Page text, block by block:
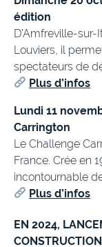
édition
D’Amfreville-
Louviers, il
spectateurs de
Plus d’infos
Lundi 11
Carrington
Le Challenge
France. Crée en
incontournable
Plus d’infos
EN 2024,